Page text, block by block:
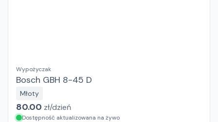
Wypożyczak
Bosch GBH 8-45 D
Młoty
80.00 zł/dzień
Dostępność aktualizowana na żywo